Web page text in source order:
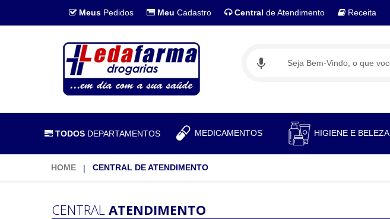
Meus Pedidos Meu Cadastro Central de Atendimento Receita
TODOS DEPARTAMENTOS MEDICAMENTOS HIGIENE E BELEZA
HOME CENTRAL DE ATENDIMENTO
CENTRAL ATENDIMENTO